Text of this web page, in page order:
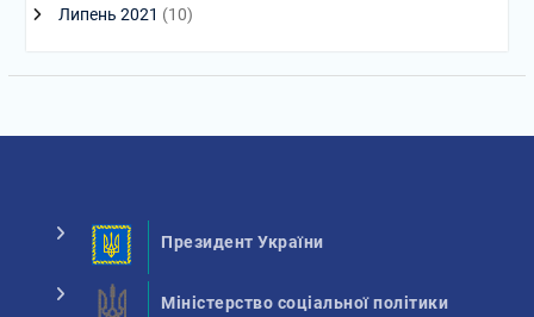
Липень 2021 (10)
Президент України
Міністерство соціальної політики